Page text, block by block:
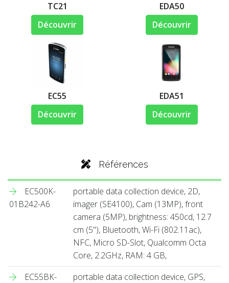
TC21
Découvrir
EDA50
Découvrir
EC55
Découvrir
EDA51
Découvrir
Références
EC500K-
01B242-A6
portable data collection device, 2D,
imager (SE4100), Cam (13MP), front
camera (5MP), brightness: 450cd, 12.7
cm (5''), Bluetooth, Wi-Fi (802.11ac),
NFC, Micro SD-Slot, Qualcomm Octa
Core, 2.2GHz, RAM: 4 GB,
EC55BK-
portable data collection device, GPS,